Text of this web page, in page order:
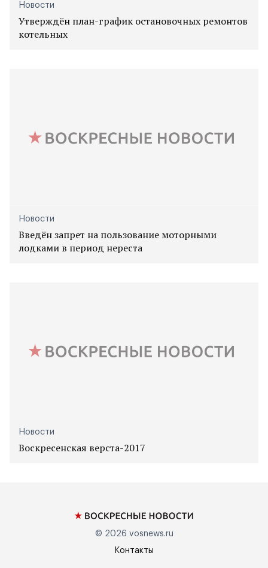
Новости
Утверждён план-график остановочных ремонтов
котельных
Новости
Введён запрет на пользование моторными
лодками в период нереста
Новости
Воскресенская верста-2017
© 2026 vosnews.ru
Контакты